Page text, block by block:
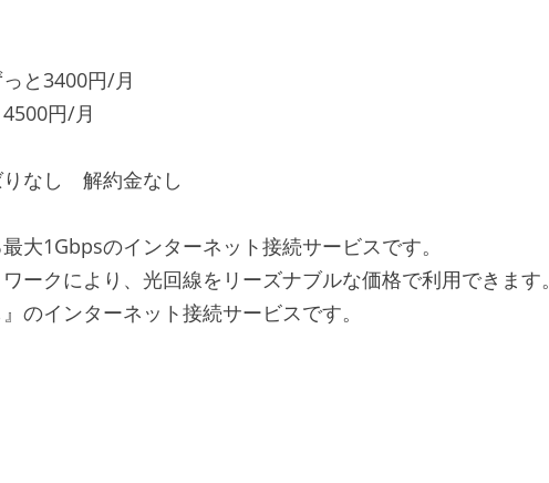
と3400円/月
円/月
なし 解約金なし
大1Gbpsのインターネット接続サービスです。
ークにより、光回線をリーズナブルな価格で利用できます。
のインターネット接続サービスです。